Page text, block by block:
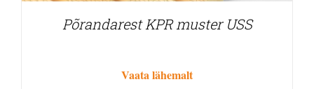
Põrandarest KPR muster USS
Vaata lähemalt